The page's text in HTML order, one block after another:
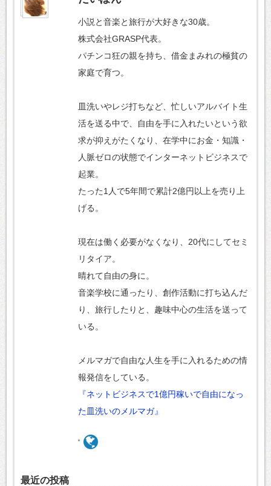
小説と音楽と旅行が大好きな30歳。
株式会社GRASP代表。
パチンコ狂の親を持ち、借金まみれの極貧の
家庭で育つ。
皿洗いやレジ打ちなど、忙しいアルバイト生
活を送る中で、自由を手に入れたいという欲
求が抑えがたくなり、在学中にお金・知識・
人脈ゼロの状態でインターネットビジネスで
起業。
たった1人で5年間で累計2億円以上を売り上
げる。
現在は働く必要がなくなり、20代にしてセミ
リタイア。
晴れて自由の身に。
音楽学校に通ったり、創作活動に打ち込んだ
り、旅行したりと、趣味中心の生活を送って
いる。
メルマガで自由な人生を手に入れるための情
報発信をしている。
『ネットビジネスで1億円稼いで自由になっ
た皿洗いのメルマガ』
最近の投稿